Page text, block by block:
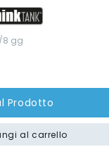
8 gg
Prodotto
al carrello